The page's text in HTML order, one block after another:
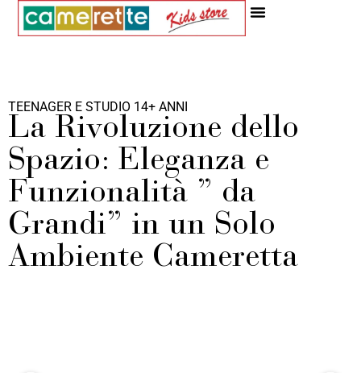
TEENAGER E STUDIO 14+ ANNI
La Rivoluzione dello
Spazio: Eleganza e
Funzionalità ” da
Grandi” in un Solo
Ambiente Cameretta